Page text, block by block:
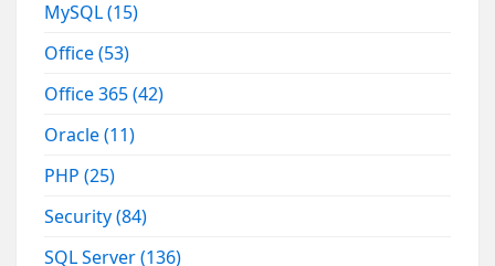
MySQL(15)
Office(53)
Office 365(42)
Oracle(11)
PHP(25)
Security(84)
SQL Server(136)